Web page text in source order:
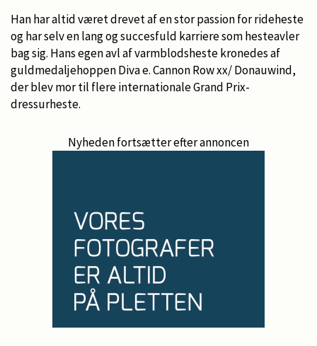
Han har altid været drevet af en stor passion for rideheste
og har selv en lang og succesfuld karriere som hesteavler
bag sig. Hans egen avl af varmblodsheste kronedes af
guldmedaljehoppen Diva e. Cannon Row xx/ Donauwind,
der blev mor til flere internationale Grand Prix-
dressurheste.
Nyheden fortsætter efter annoncen